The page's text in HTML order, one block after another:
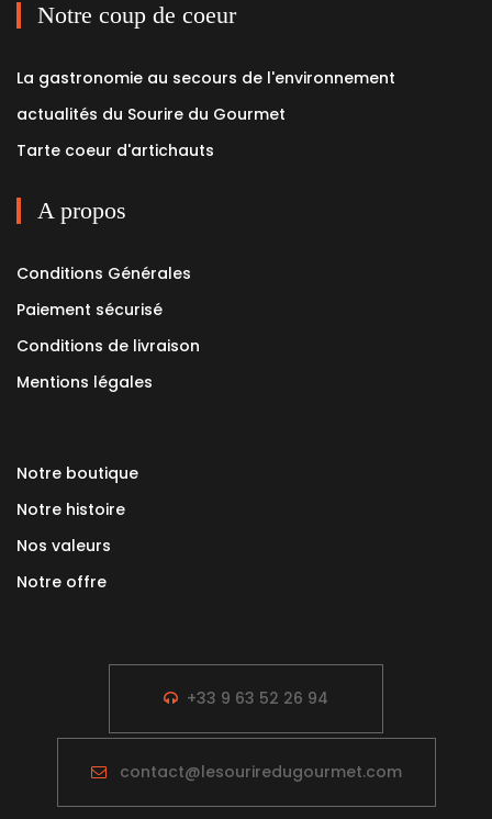
Notre coup de coeur
La gastronomie au secours de l'environnement
actualités du Sourire du Gourmet
Tarte coeur d'artichauts
A propos
Conditions Générales
Paiement sécurisé
Conditions de livraison
Mentions légales
Notre boutique
Notre histoire
Nos valeurs
Notre offre
+33 9 63 52 26 94
contact@lesouriredugourmet.com